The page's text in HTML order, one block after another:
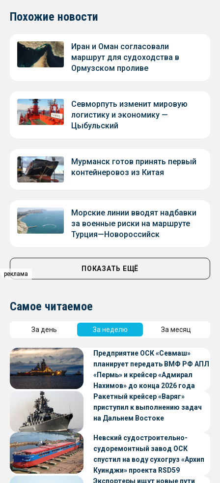
реклама
реклама
Похожие новости
Иран и Оман согласовали
маршрут для судоходства в
Ормузском проливе
Севморпуть изменит мировую
логистику и экономику —
Цыбульский
Мурманск готов принять первый
контейнеровоз из Китая
Морские линии вводят надбавки
за военные риски на маршруте
Турция—Новороссийск
ПОКАЗАТЬ ЕЩЁ
Самое читаемое
За день За неделю За месяц
Предприятие ОСК «Севмаш»
планирует передать ВМФ РФ АПЛ
«Пермь» и крейсер «Адмирал
Нахимов» до конца 2026 года
Ракетный крейсер «Варяг»
приступил к выполнению задач
на Дальнем Востоке
Невский судостроительно-
судоремонтный завод ОСК
спустил на воду сухогруз «Архип
Куинджи» проекта RSD59
Экспортеры ищут новые пути